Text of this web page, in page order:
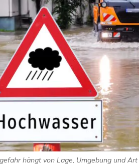
hängt von Lage, Umgebung und